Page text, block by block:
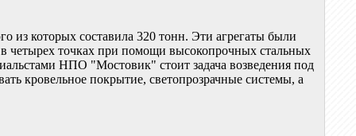
из которых составила 320 тонн. Эти агрегаты были
четырех точках при помощи высокопрочных стальных
НПО "Мостовик" стоит задача возведения под
кровельное покрытие, светопрозрачные системы, а